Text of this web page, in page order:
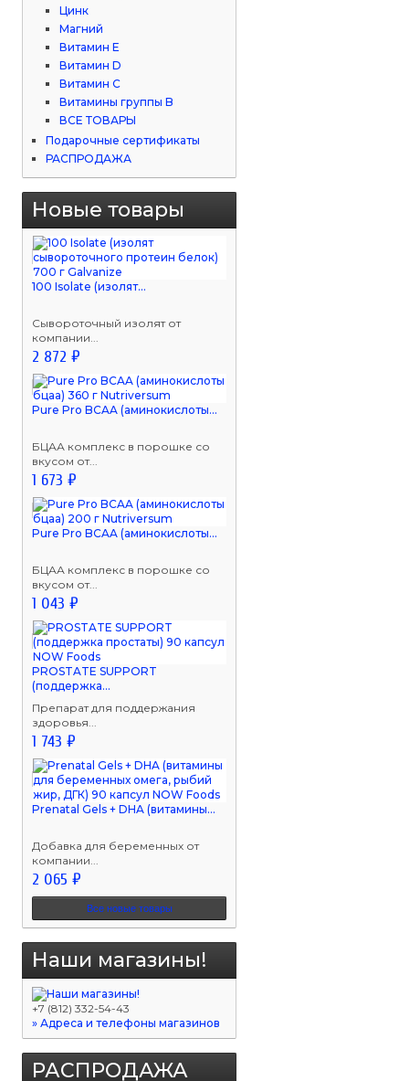
Цинк
Магний
Витамин Е
Витамин D
Витамин С
Витамины группы B
ВСЕ ТОВАРЫ
Подарочные сертификаты
РАСПРОДАЖА
Новые товары
100 Isolate (изолят...
Сывороточный изолят от
компании...
2 872 ₽
Pure Pro BCAA (аминокислоты...
БЦАА комплекс в порошке со
вкусом от...
1 673 ₽
Pure Pro BCAA (аминокислоты...
БЦАА комплекс в порошке со
вкусом от...
1 043 ₽
PROSTATE SUPPORT
(поддержка...
Препарат для поддержания
здоровья...
1 743 ₽
Prenatal Gels + DHA (витамины...
Добавка для беременных от
компании...
2 065 ₽
Все новые товары
Наши магазины!
+7 (812) 332-54-43
» Адреса и телефоны магазинов
РАСПРОДАЖА